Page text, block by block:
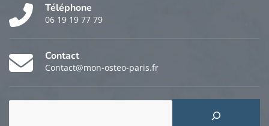
Téléphone
06 19 19 77 79
Contact
Contact@mon-osteo-paris.fr